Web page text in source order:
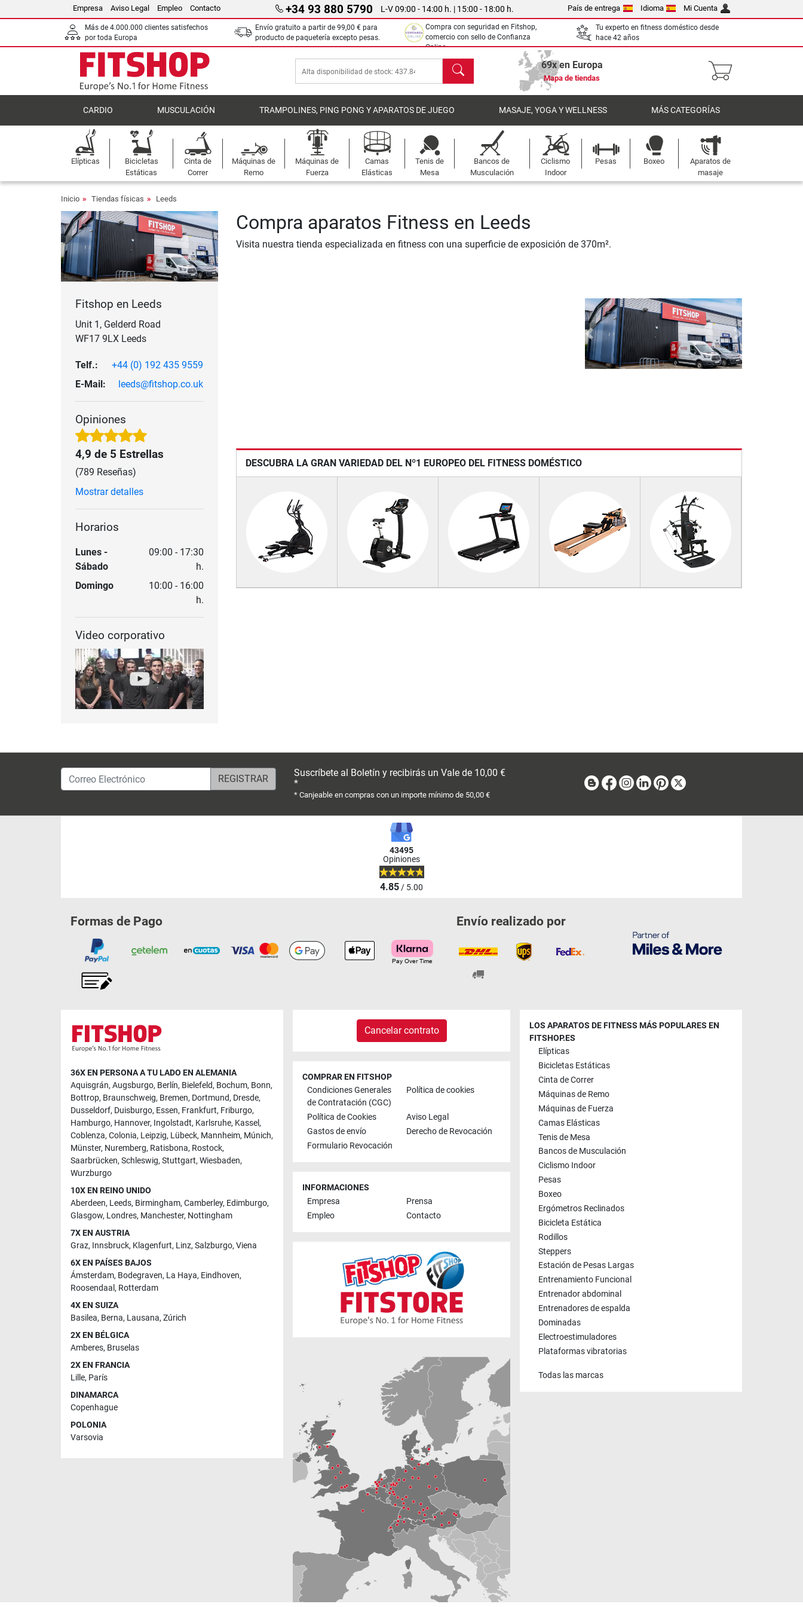
Empresa Aviso Legal Empleo Contacto +34 93 880 5790 L-V 09:00 - 14:00 h. | 15:00 - 18:00 h. País de entrega Idioma Mi Cuenta
Más de 4.000.000 clientes satisfechos
por toda Europa
Envío gratuito a partir de 99,00 € para
producto de paquetería excepto pesas.
Compra con seguridad en Fitshop,
comercio con sello de Confianza
Online.
Tu experto en fitness doméstico desde
hace 42 años
Buscar 69x en Europa
Mapa de tiendas
CARDIO MUSCULACIÓN TRAMPOLINES, PING PONG Y APARATOS DE JUEGO MASAJE, YOGA Y WELLNESS MÁS CATEGORÍAS
Elípticas
Bicicletas
Estáticas
Cinta de
Correr
Máquinas de
Remo
Máquinas de
Fuerza
Camas
Elásticas
Tenis de
Mesa
Bancos de
Musculación
Ciclismo
Indoor
Pesas Boxeo
Aparatos de
masaje
Inicio Tiendas físicas Leeds
Fitshop en Leeds
Unit 1, Gelderd Road
WF17 9LX Leeds
Telf.:
+44 (0) 192 435 9559
E-Mail:
leeds@fitshop.co.uk
Opiniones
4,9 de 5 Estrellas
(789 Reseñas)
Mostrar detalles
Horarios
Lunes -
Sábado
09:00 - 17:30
h.
Domingo
10:00 - 16:00
h.
Video corporativo
Compra aparatos Fitness en Leeds
Visita nuestra tienda especializada en fitness con una superficie de exposición de 370m².
Previous Next
DESCUBRA LA GRAN VARIEDAD DEL Nº1 EUROPEO DEL FITNESS DOMÉSTICO
Correo Electrónico
Suscríbete al Boletín y recibirás un Vale de 10,00 €
*
* Canjeable en compras con un importe mínimo de 50,00 €
BlogFacebook
Instagram
LinkedinPinterest
43495
Opiniones
4.85/ 5.00
Formas de Pago Envío realizado por
36X EN PERSONA A TU LADO EN ALEMANIA
Aquisgrán, Augsburgo, Berlín, Bielefeld, Bochum, Bonn,
Bottrop, Braunschweig, Bremen, Dortmund, Dresde,
Dusseldorf, Duisburgo, Essen, Frankfurt, Friburgo,
Hamburgo, Hannover, Ingolstadt, Karlsruhe, Kassel,
Coblenza, Colonia, Leipzig, Lübeck, Mannheim, Múnich,
Münster, Nuremberg, Ratisbona, Rostock,
Saarbrücken, Schleswig, Stuttgart, Wiesbaden,
Wurzburgo
10X EN REINO UNIDO
Aberdeen, Leeds, Birmingham, Camberley, Edimburgo,
Glasgow, Londres, Manchester, Nottingham
7X EN AUSTRIA
Graz, Innsbruck, Klagenfurt, Linz, Salzburgo, Viena
6X EN PAÍSES BAJOS
Ámsterdam, Bodegraven, La Haya, Eindhoven,
Roosendaal , Rotterdam
4X EN SUIZA
Basilea, Berna, Lausana, Zúrich
2X EN BÉLGICA
Amberes, Bruselas
2X EN FRANCIA
Lille, París
DINAMARCA
Copenhague
POLONIA
Varsovia
Cancelar contrato
COMPRAR EN FITSHOP
Condiciones Generales
de Contratación (CGC)
Política de cookies
Política de Cookies
Aviso Legal
Gastos de envío
Derecho de Revocación
Formulario Revocación
INFORMACIONES
Empresa
Prensa
Empleo
Contacto
LOS APARATOS DE FITNESS MÁS POPULARES EN
FITSHOP.ES
Elípticas
Bicicletas Estáticas
Cinta de Correr
Máquinas de Remo
Máquinas de Fuerza
Camas Elásticas
Tenis de Mesa
Bancos de Musculación
Ciclismo Indoor
Pesas
Boxeo
Ergómetros Reclinados
Bicicleta Estática
Rodillos
Steppers
Estación de Pesas Largas
Entrenamiento Funcional
Entrenador abdominal
Entrenadores de espalda
Dominadas
Electroestimuladores
Plataformas vibratorias
Todas las marcas